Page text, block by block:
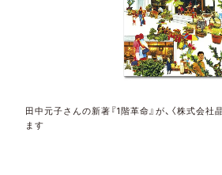
田中元子さんの新著『1階革命』が、〈株式会
ます